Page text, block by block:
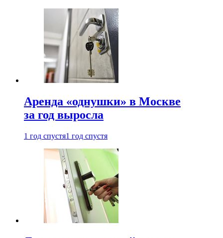
Аренда «однушки» в Москве
за год выросла
1 год спустя1 год спустя